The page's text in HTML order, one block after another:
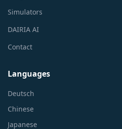
Simulators
DAIRIA AI
Contact
Languages
Deutsch
Chinese
Japanese